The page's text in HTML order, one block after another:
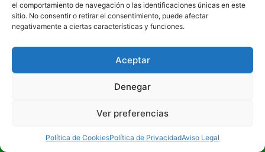
el comportamiento de navegación o las identificaciones únicas en este
sitio. No consentir o retirar el consentimiento, puede afectar
negativamente a ciertas características y funciones.
Aceptar
Denegar
Ver preferencias
Política de CookiesPolítica de PrivacidadAviso Legal
Entorno de huerta
Viviendas tradicionales amplias
Estas condiciones hacen que los fotomatones en
Torreagüera sean imprescindibles.
Fotomatones en Torreagüera en todos los barrios y
Ofrecemos fotomatones en Torreagüera en todas
¡LLÁMANOS!